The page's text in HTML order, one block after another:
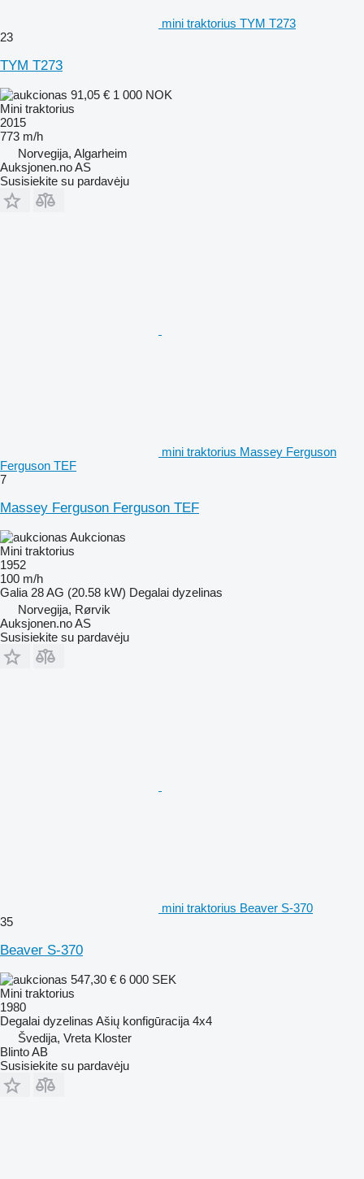
mini traktorius TYM T273
23
TYM T273
91,05 € 1 000 NOK
Mini traktorius
2015
773 m/h
Norvegija, Algarheim
Auksjonen.no AS
Susisiekite su pardavėju
mini traktorius Massey Ferguson
Ferguson TEF
7
Massey Ferguson Ferguson TEF
Aukcionas
Mini traktorius
1952
100 m/h
Galia 28 AG (20.58 kW) Degalai dyzelinas
Norvegija, Rørvik
Auksjonen.no AS
Susisiekite su pardavėju
mini traktorius Beaver S-370
35
Beaver S-370
547,30 € 6 000 SEK
Mini traktorius
1980
Degalai dyzelinas Ašių konfigūracija 4x4
Švedija, Vreta Kloster
Blinto AB
Susisiekite su pardavėju